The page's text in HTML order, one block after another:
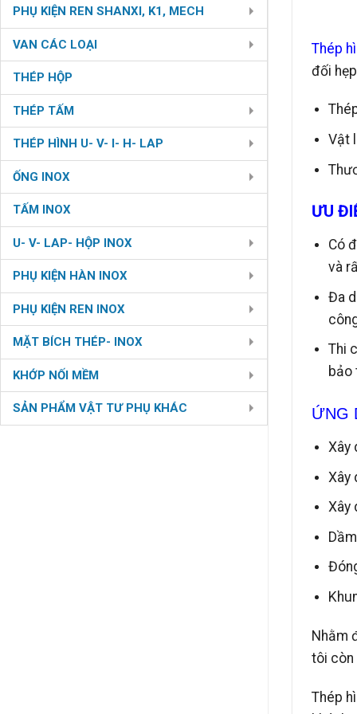
PHỤ KIỆN REN SHANXI, K1, MECH
VAN CÁC LOẠI
THÉP HỘP
THÉP TẤM
THÉP HÌNH U- V- I- H- LAP
ỐNG INOX
TẤM INOX
U- V- LAP- HỘP INOX
PHỤ KIỆN HÀN INOX
PHỤ KIỆN REN INOX
MẶT BÍCH THÉP- INOX
KHỚP NỐI MỀM
SẢN PHẨM VẬT TƯ PHỤ KHÁC
Thép
đối
Vật
ƯU
Có
và
Đa
Thi
bảo
ỨNG
Xây
Xây
Xây
Nhằm
tôi
Thép